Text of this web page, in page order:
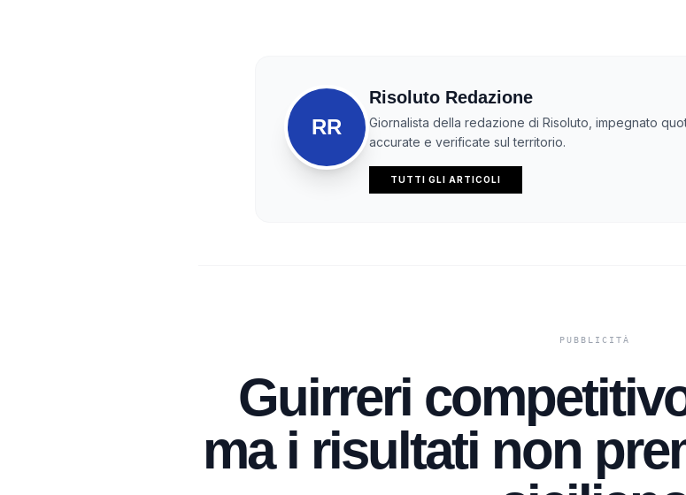
RR
Risoluto Redazione
Giornalista della redazione di Risoluto, impegnato
accurate e verificate sul territorio.
TUTTI GLI ARTICOLI
Guirreri
ma i risultati non